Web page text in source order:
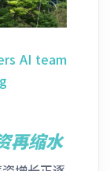
AI team
再缩水